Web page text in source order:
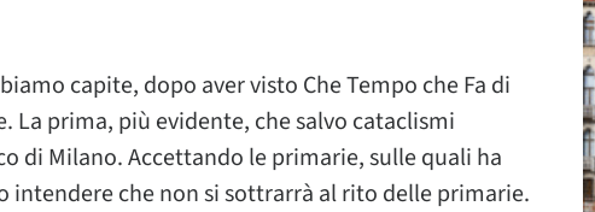
capite, dopo aver visto Che Tempo che Fa di
La prima, più evidente, che salvo cataclismi
di Milano. Accettando le primarie, sulle quali ha
intendere che non si sottrarrà al rito delle primarie.